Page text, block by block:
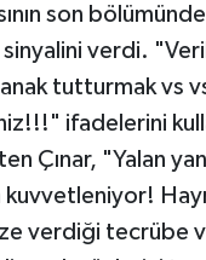
son
sinyalini verdi.
tutturmak vs
ifadelerini
Çınar, "Yalan
verdiği